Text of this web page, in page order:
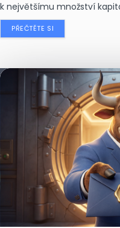
k největšímu množství
PŘEČTĚTE SI
Nejčtenější